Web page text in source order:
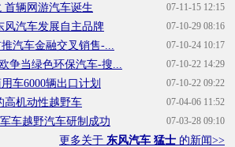
07-11-15 12:15
首辆网游汽车诞生
07-10-29 08:16
风汽车发展自主品牌
07-10-24 10:17
汽车金融交叉销售-...
07-10-22 14:29
争当绿色环保汽车-搜...
07-10-22 09:22
车6000辆出口计划
07-04-06 11:52
高机动性越野车
07-03-28 09:10
车越野汽车研制成功
更多关于 东风汽车 猛士 的新闻>>